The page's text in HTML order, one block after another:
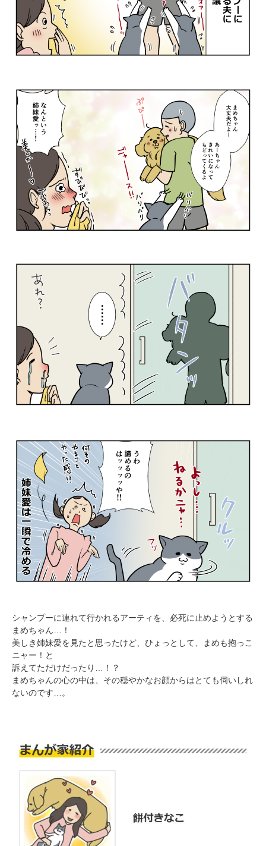
シャンプーに連れて行かれるアーティを、必死に止めようとする
まめちゃん…！
美しき姉妹愛を見たと思ったけど、ひょっとして、まめも抱っこ
ニャー！と
訴えてただけだったり…！？
まめちゃんの心の中は、その穏やかなお顔からはとても伺いしれ
ないのです…。
閉じる
pecodogs
pecocats
PECOアプリをダウンロード済みの方